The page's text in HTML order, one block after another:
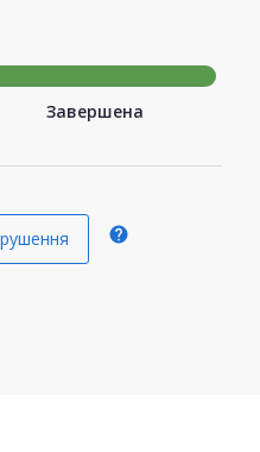
Завершена
help